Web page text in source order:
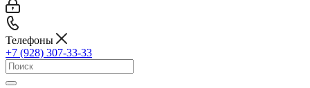
Телефоны
+7 (928) 307-33-33